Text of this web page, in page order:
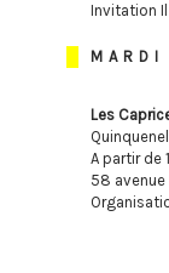
Invitation Il
Les
A partir de
58 avenue